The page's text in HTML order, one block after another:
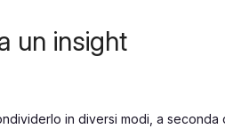
un insight
in diversi modi, a